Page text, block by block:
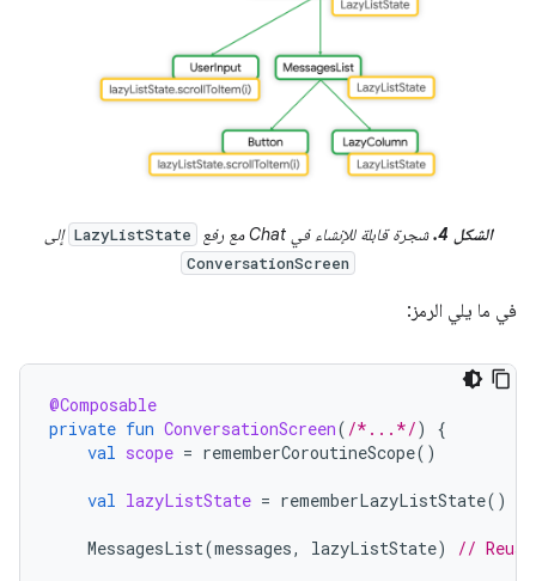
الشكل 4. شجرة قابلة للإنشاء في Chat مع رفع LazyListState إلى
ConversationScreen
في ما يلي الرمز:
@Composable
private fun ConversationScreen( /*...*/)
{
val scope = rememberCoroutineScope()
val lazyListState = rememberLazyListState()
MessagesList(messages, lazyListState) //